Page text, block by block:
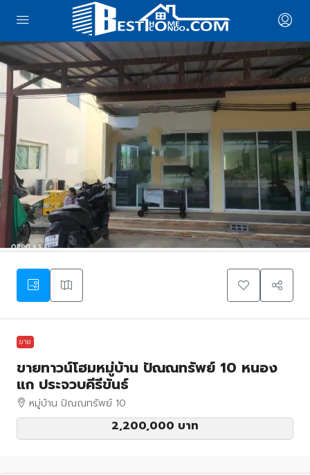
ขาย
ขายทาวน์โฮมหมู่บ้าน ปัณณทรัพย์ 10 หนอง
แก ประจวบคีรีขันธ์
หมู่บ้าน ปัณณทรัพย์ 10
2,200,000 บาท